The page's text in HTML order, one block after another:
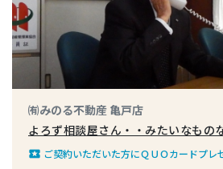
㈲みのる不動産 亀戸店
よろず相談屋さん・・みたいなもの
local_play ご契約いただいた方にＱＵＯカードプレ